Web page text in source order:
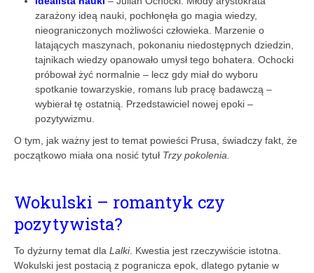
zarażony ideą nauki, pochłonęła go magia wiedzy,
nieograniczonych możliwości człowieka. Marzenie o
latających maszynach, pokonaniu niedostępnych dziedzin,
tajnikach wiedzy opanowało umysł tego bohatera. Ochocki
próbował żyć normalnie – lecz gdy miał do wyboru
spotkanie towarzyskie, romans lub pracę badawczą –
wybierał tę ostatnią. Przedstawiciel nowej epoki –
pozytywizmu.
O tym, jak ważny jest to temat powieści Prusa, świadczy fakt, że
początkowo miała ona nosić tytuł Trzy pokolenia
Wokulski – romantyk czy
pozytywista?
To dyżurny temat dla Lalki. Kwestia jest rzeczywiście istotna.
Wokulski jest postacią z pogranicza epok, dlatego pytanie w